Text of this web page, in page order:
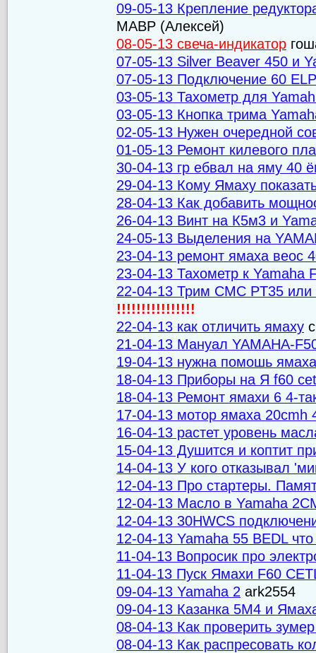
09-05-13 Крепление
МАВР (Алексей)
08-05-13 свеча-индикатор
07-05-13 Silver Beaver 450 и
07-05-13 Подключение 60
03-05-13 Тахометр для
03-05-13 Кнопка трима
02-05-13 Нужен очередной
01-05-13 Ремонт килевого
30-04-13 гр ебвал на яму 40
29-04-13 Кому Ямаху
28-04-13 Как добавить
26-04-13 Винт на К5м3 и
24-05-13 Выделения на
23-04-13 ремонт ямаха веос
23-04-13 Тахометр к Yamaha
22-04-13 Трим CMC PT35
!!!!!!!!!!!!!!!!
22-04-13 как отличить ямаху
21-04-13 Мануал YAMAHA-
19-04-13 нужна помошь
18-04-13 Приборы на Я f60
18-04-13 Ремонт ямахи 6 4-
17-04-13 мотор ямаха 20cmh
16-04-13 растет уровень
15-04-13 Душится и коптит
14-04-13 У кого отказывал
12-04-13 Про стартеры.
12-04-13 Масло в Yamaha
12-04-13 30HWCS
12-04-13 Yamaha 55 BEDL что
11-04-13 Вопросик про
11-04-13 Пуск Ямахи F60
09-04-13 Yamaha 2 ark2554
09-04-13 Казанка 5М4 и
08-04-13 Как проверить
08-04-13 Как распресовать